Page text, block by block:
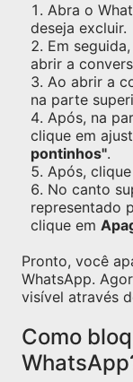
Abra o
deseja excluir.
Em
abrir a
Ao abrir a
na parte
Após, na
clique em
pontinhos".
Após,
No canto
representado
clique em
Pronto, você
WhatsApp.
visível através
Como